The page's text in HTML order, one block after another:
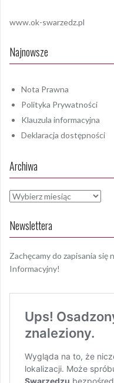
www.ok-swarzedz.pl
Najnowsze
Nota Prawna
Polityka Prywatności
Klauzula informacyjna
Deklaracja dostępności
Archiwa
Archiwa
Newslettera
Zachęcamy do zapisania się
Informacyjny!